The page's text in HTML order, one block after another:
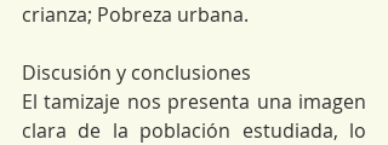
crianza; Pobreza urbana.
Discusión y conclusiones
El tamizaje nos presenta una imagen
clara de la población estudiada, lo